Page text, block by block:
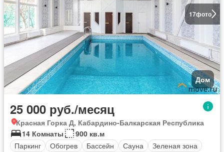
17фото
Дом
25 000 руб./месяц
Красная Горка Д, Кабардино-Балкарская Республика
14 Комнаты
900 кв.м
Паркинг
Обогрев Бассейн Сауна
Зеленая зона